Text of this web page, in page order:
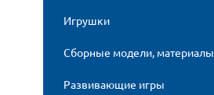
Игрушки
Сборные модели, материалы
Развивающие игры